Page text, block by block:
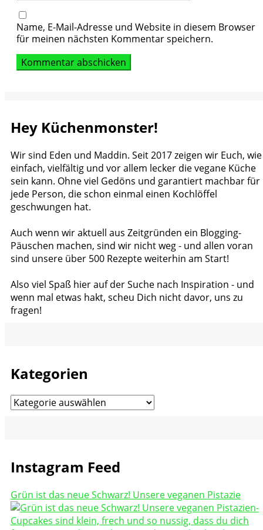
Name, E-Mail-Adresse und Website in diesem Browser
für meinen nächsten Kommentar speichern.
Hey Küchenmonster!
Wir sind Eden und Maddin. Seit 2017 zeigen wir Euch, wie
einfach, vielfältig und vor allem lecker die vegane Küche
sein kann. Ohne viel Gedöns und garantiert machbar für
jede Person, die schon einmal einen Kochlöffel
geschwungen hat.
Auch wenn wir aktuell aus Zeitgründen ein Blogging-
Päuschen machen, sind wir nicht weg - und allen voran
sind unsere über 500 Rezepte weiterhin am Start!
Also viel Spaß hier auf der Suche nach Inspiration - und
wenn mal etwas hakt, scheu Dich nicht davor, uns zu
fragen!
Kategorien
Kategorien
Instagram Feed
Grün ist das neue Schwarz! Unsere veganen Pistazie